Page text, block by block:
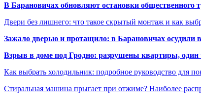
В Барановичах обновляют остановки общественного
Двери без лишнего: что такое скрытый монтаж и как
Зажало дверью и протащило: в Барановичах осудили
Взрыв в доме под Гродно: разрушены квартиры, один
Как выбрать холодильник: подробное руководство для
Стиральная машина прыгает при отжиме? Наиболее